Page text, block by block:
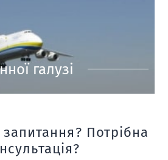
галузі
Потрібна